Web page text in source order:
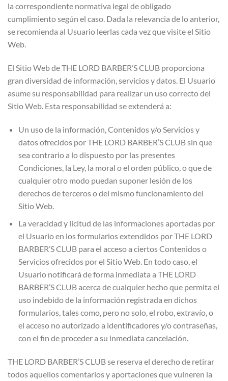
la correspondiente normativa legal de obligado
cumplimiento según el caso. Dada la relevancia de lo anterior,
se recomienda al Usuario leerlas cada vez que visite el Sitio
Web.
El Sitio Web de THE LORD BARBER’S CLUB proporciona
gran diversidad de información, servicios y datos. El Usuario
asume su responsabilidad para realizar un uso correcto del
Sitio Web. Esta responsabilidad se extenderá a:
Un uso de la información, Contenidos y/o Servicios y
datos ofrecidos por THE LORD BARBER’S CLUB sin que
sea contrario a lo dispuesto por las presentes
Condiciones, la Ley, la moral o el orden público, o que de
cualquier otro modo puedan suponer lesión de los
derechos de terceros o del mismo funcionamiento del
Sitio Web.
La veracidad y licitud de las informaciones aportadas por
el Usuario en los formularios extendidos por THE LORD
BARBER’S CLUB para el acceso a ciertos Contenidos o
Servicios ofrecidos por el Sitio Web. En todo caso, el
Usuario notificará de forma inmediata a THE LORD
BARBER’S CLUB acerca de cualquier hecho que permita el
uso indebido de la información registrada en dichos
formularios, tales como, pero no solo, el robo, extravío, o
el acceso no autorizado a identificadores y/o contraseñas,
con el fin de proceder a su inmediata cancelación.
THE LORD BARBER’S CLUB se reserva el derecho de retirar
todos aquellos comentarios y aportaciones que vulneren la